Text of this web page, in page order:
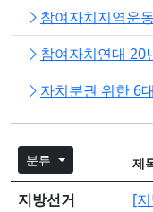
참여자치지역운
참여자치연대 20
자치분권 위한 6
분류 제
지방선거
[